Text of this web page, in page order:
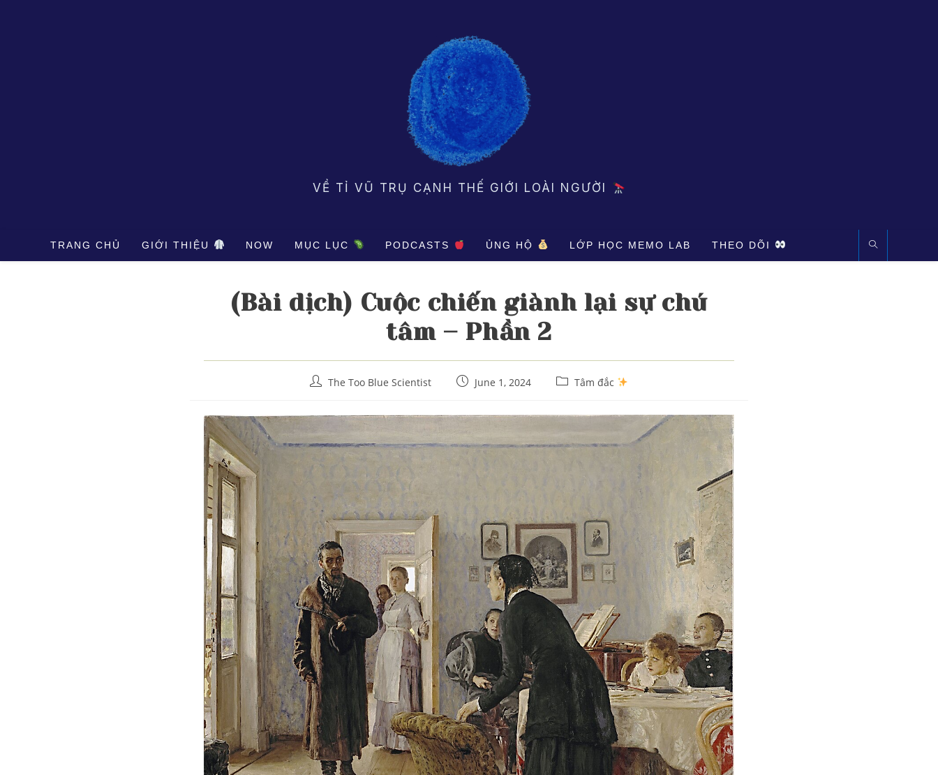
VỀ TỈ VŨ TRỤ CẠNH THẾ GIỚI LOÀI NGƯỜI
TRANG CHỦ GIỚI THIỆU NOW MỤC LỤC PODCASTS ỦNG HỘ LỚP HỌC MEMO LAB THEO DÕI
(Bài dịch) Cuộc chiến giành lại sự chú
tâm – Phần 2
PostThe Too Blue Scientist
PostJune 1, 2024
PostTâm đắc